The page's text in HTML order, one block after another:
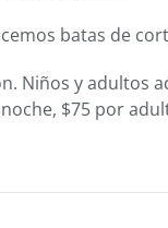
batas de
Niños y
$75 por